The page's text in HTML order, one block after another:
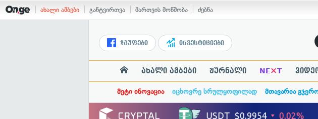
ახალი ამბები განტვირთვა მართვის მოწმობა ძებნა
ჯგუფები ინვესტიციები
ახალი ამბები ჟურნალი NE×T
მეტი ინოვაცია იცხოვრე სრულყოფილად მთავარია